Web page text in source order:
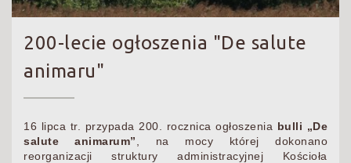
200-lecie ogłoszenia "De salute
animaru"
16 lipca tr. przypada 200. rocznica ogłoszenia bulli „De
salute animarum”
, na mocy której dokonano
reorganizacji struktury administracyjnej Kościoła